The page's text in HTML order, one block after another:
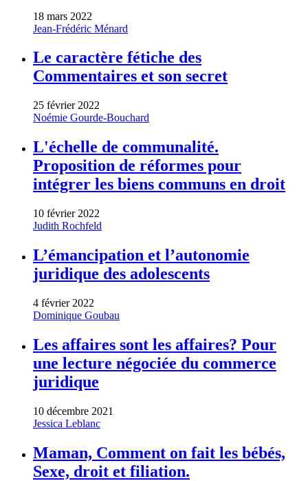
18 mars 2022
Jean-Frédéric Ménard
Le caractère fétiche des
Commentaires et son secret
25 février 2022
Noémie Gourde-Bouchard
L'échelle de communalité.
Proposition de réformes pour
intégrer les biens communs en droit
10 février 2022
Judith Rochfeld
L’émancipation et l’autonomie
juridique des adolescents
4 février 2022
Dominique Goubau
Les affaires sont les affaires? Pour
une lecture négociée du commerce
juridique
10 décembre 2021
Jessica Leblanc
Maman, Comment on fait les bébés,
Sexe, droit et filiation.